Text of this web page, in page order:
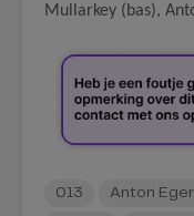
Mullarkey (bas),
013 Anton Eger